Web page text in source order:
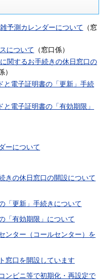
予測カレンダーについて （窓
について （窓口係）
関するお手続きの休日窓口の
）
と電子証明書の「更新」手続
電子証明書の「有効期限」
ーについて
きの休日窓口の開設について
「更新」手続きについて
「有効期限」について
ンター（コールセンター）を
窓口を開設しています
ンビニ等で初期化・再設定で